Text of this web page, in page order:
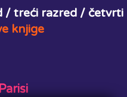
/ treći razred / četvrti
knjige